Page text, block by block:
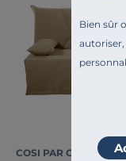
Bien sûr
autoriser,
COSI PAR CAMIF